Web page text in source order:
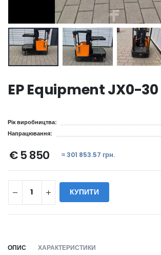
EP Equipment JX0-30
Рік виробництва:
Напрацювання:
€ 5 850 ≈ 301 853.57 грн.
КУПИТИ
ОПИС ХАРАКТЕРИСТИКИ